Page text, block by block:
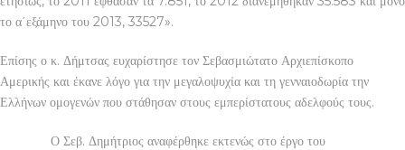
το α΄εξάμηνο του 2013, 33527».
Επίσης ο κ. Δήμτσας ευχαρίστησε τον Σεβασμιώτατο Αρχιεπίσκοπο
Αμερικής και έκανε λόγο για την μεγαλοψυχία και τη γενναιοδωρία την
Ελλήνων ομογενών που στάθησαν στους εμπερίστατους αδελφούς τους.
Ο Σεβ. Δημήτριος αναφέρθηκε εκτενώς στο έργο του